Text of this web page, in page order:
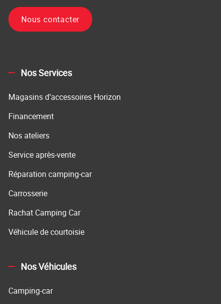
Nous contacter
Nos Services
Magasins d’accessoires Horizon
Financement
Nos ateliers
Service après-vente
Réparation camping-car
Carrosserie
Rachat Camping Car
Véhicule de courtoisie
Nos Véhicules
Camping-car